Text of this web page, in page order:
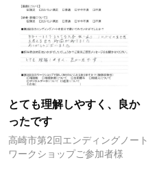
とても理解しやすく、良か
ったです
高崎市第2回エンディングノート
ワークショップご参加者様